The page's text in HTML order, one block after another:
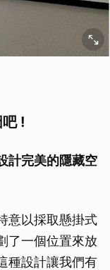
!
計完美的隱藏空
意以採取懸掛式
了一個位置來放
種設計讓我們有